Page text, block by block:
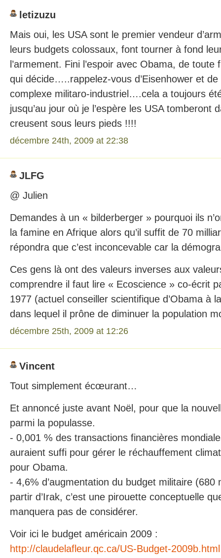
letizuzu
Mais oui, les USA sont le premier vendeur
leurs budgets colossaux, font tourner à fond
l’armement. Fini l’espoir avec Obama, de toute
qui décide…..rappelez-vous d’Eisenhower et
complexe militaro-industriel….cela a toujours
jusqu’au jour où je l’espère les USA tomberont
creusent sous leurs pieds !!!!
décembre 24th, 2009 at 22:38
JLFG
@ Julien
Demandes à un « bilderberger » pourquoi ils
la famine en Afrique alors qu’il suffit de 70
répondra que c’est inconcevable car la
Ces gens là ont des valeurs inverses aux
comprendre il faut lire « Ecoscience » co-écrit
1977 (actuel conseiller scientifique d’Obama à
dans lequel il prône de diminuer la population
décembre 25th, 2009 at 12:26
Vincent
Tout simplement écœurant…
Et annoncé juste avant Noël, pour que la
parmi la populasse.
- 0,001 % des transactions financières
auraient suffi pour gérer le réchauffement
pour Obama.
- 4,6% d’augmentation du budget militaire (680
partir d’Irak, c’est une pirouette conceptuelle
manquera pas de considérer.
Voir ici le budget américain 2009 :
http://claudelafleur.qc.ca/US-Budget-2009b.html